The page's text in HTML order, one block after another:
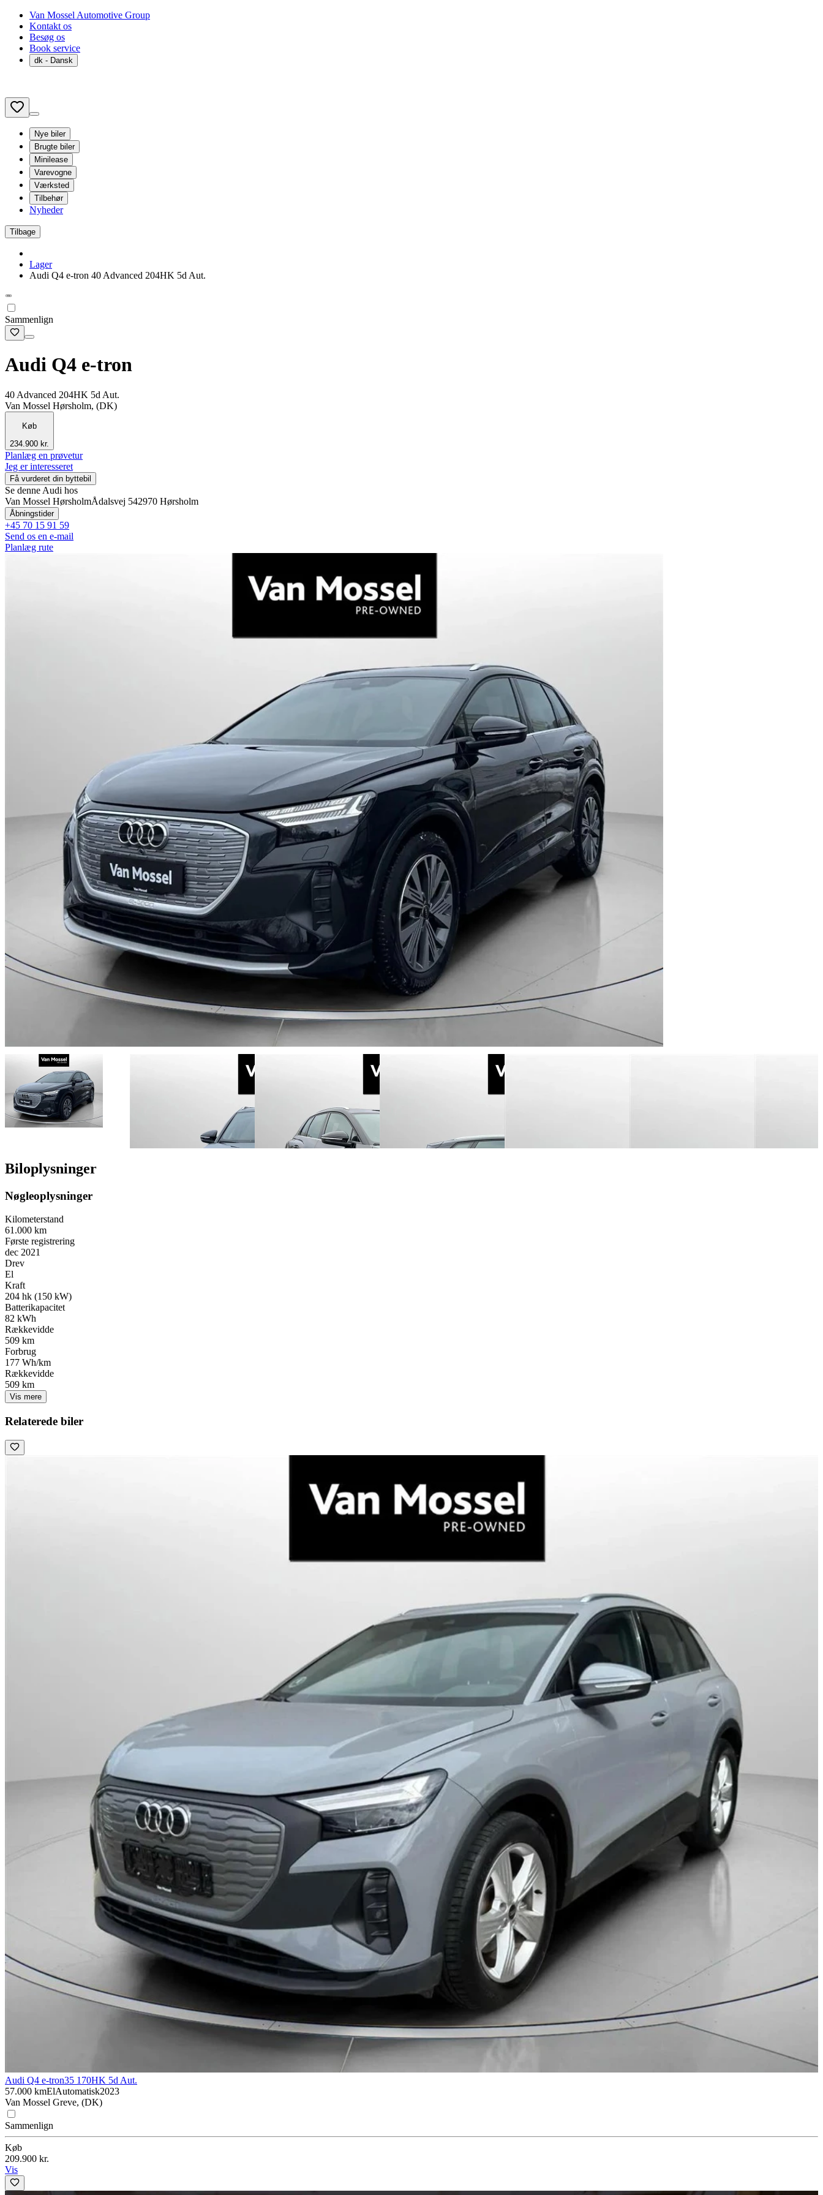
Van Mossel Automotive Group
Kontakt os
Besøg os
Book service
dk - Dansk
Nye biler
Brugte biler
Minilease
Varevogne
Værksted
Tilbehør
Nyheder
Tilbage
Lager
Audi Q4 e-tron 40 Advanced 204HK 5d Aut.
Sammenlign
Audi Q4 e-tron
40 Advanced 204HK 5d Aut.
Van Mossel Hørsholm, (DK)
Køb
234.900 kr.
Planlæg en prøvetur
Jeg er interesseret
Få vurderet din byttebil
Se denne Audi hos
Van Mossel HørsholmÅdalsvej 542970 Hørsholm
Åbningstider
+45 70 15 91 59
Send os en e-mail
Planlæg rute
Biloplysninger
Nøgleoplysninger
Kilometerstand
61.000 km
Første registrering
dec 2021
Drev
El
Kraft
204 hk (150 kW)
Batterikapacitet
82 kWh
Rækkevidde
509 km
Forbrug
177 Wh/km
Rækkevidde
509 km
Vis mere
Relaterede biler
Audi Q4 e-tron35 170HK 5d Aut.
57.000 kmElAutomatisk2023
Van Mossel Greve, (DK)
Sammenlign
Køb
209.900 kr.
Vis